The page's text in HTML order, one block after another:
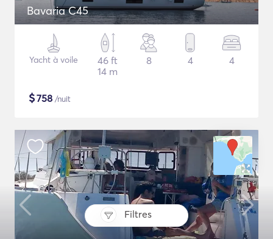
Filtres
Bavaria C45
Yacht à voile
46 ft
14 m
8 4 4
$758 /nuit